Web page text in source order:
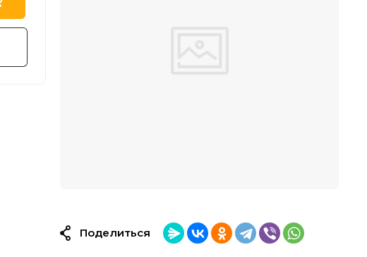
Поделиться